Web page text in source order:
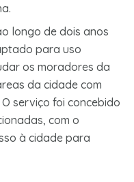
longo de dois anos
para uso
os moradores da
da cidade com
serviço foi concebido
com o
à cidade para